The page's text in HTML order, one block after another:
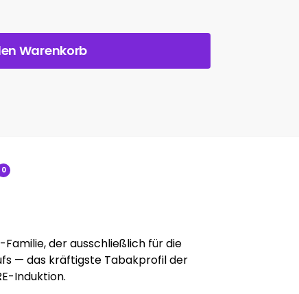
Warenkorb
0
der ausschließlich für die
— das kräftigste Tabakprofil der
Induktion.